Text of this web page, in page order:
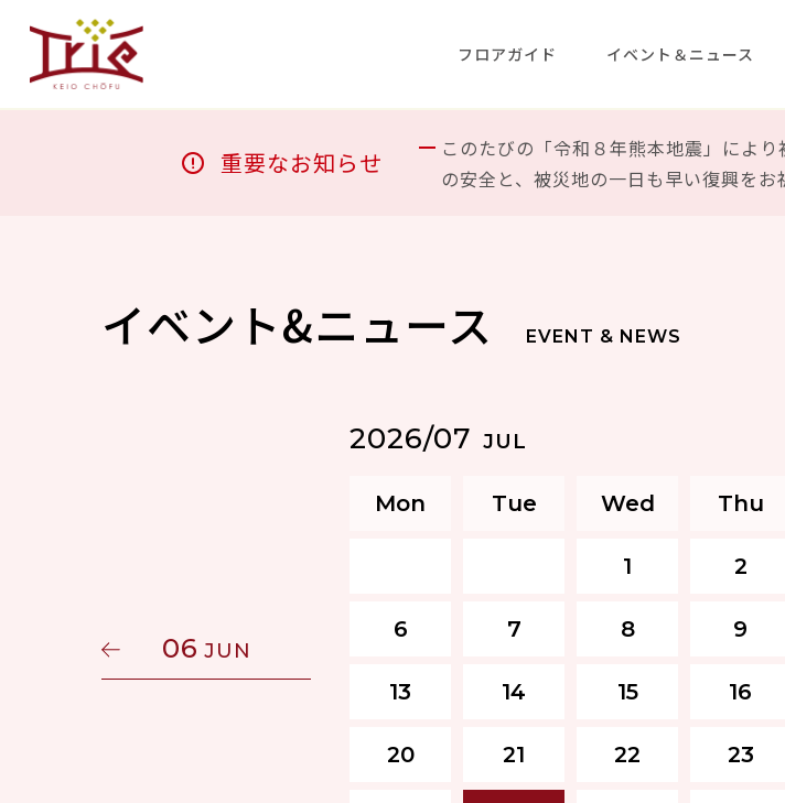
フロアガイド イベント＆ニュース
重要なお知らせ
このたびの「令和８年熊本地震」によ
の安全と、被災地の一日も早い復興をお
イベント&ニュース EVENT & NEWS
06 JUN
2026/07 JUL
Mon Tue Wed Thu
1 2
6 7 8 9
13 14 15 16
20 21 22 23